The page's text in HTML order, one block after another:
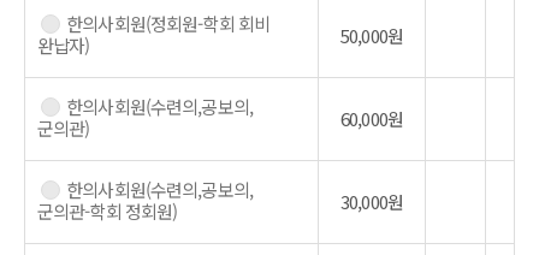
한의사회원(정회원-학회 회비
완납자)
50,000원
한의사회원(수련의,공보의,
군의관)
60,000원
한의사회원(수련의,공보의,
군의관-학회 정회원)
30,000원